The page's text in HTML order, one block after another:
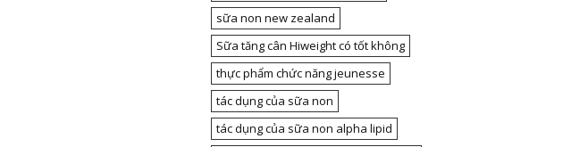
sữa non new zealand
Sữa tăng cân Hiweight có tốt không
thực phẩm chức năng jeunesse
tác dụng của sữa non
tác dụng của sữa non alpha lipid